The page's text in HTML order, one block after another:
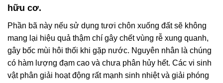
hữu cơ.
Phần bã này nếu sử dụng tươi chôn xuống đất sẽ không
mang lại hiệu quả thậm chí gây chết vùng rễ xung quanh,
gây bốc mùi hôi thối khi gặp nước. Nguyên nhân là chúng
có hàm lượng đạm cao và chưa phân hủy hết. Các vi sinh
vật phân giải hoạt động rất mạnh sinh nhiệt và giải phóng